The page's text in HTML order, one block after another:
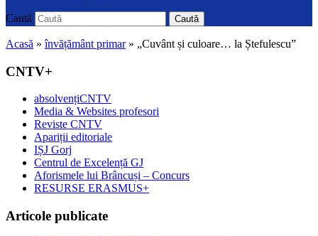
Caută Caută
Acasă »învățământ primar» „Cuvânt și culoare… la Ștefulescu”
CNTV+
absolvențiCNTV
Media & Websites profesori
Reviste CNTV
Apariții editoriale
IȘJ Gorj
Centrul de Excelență GJ
Aforismele lui Brâncuși – Concurs
RESURSE ERASMUS+
Articole publicate